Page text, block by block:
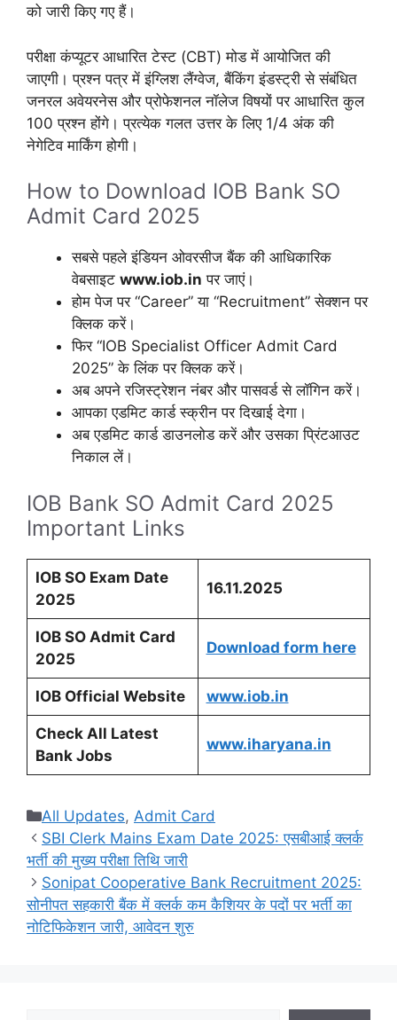
को जारी किए गए हैं।
परीक्षा कंप्यूटर आधारित टेस्ट (CBT) मोड में आयोजित की
जाएगी। प्रश्न पत्र में इंग्लिश लैंग्वेज, बैंकिंग इंडस्ट्री से संबंधित
जनरल अवेयरनेस और प्रोफेशनल नॉलेज विषयों पर आधारित कुल
100 प्रश्न होंगे। प्रत्येक गलत उत्तर के लिए 1/4 अंक की
नेगेटिव मार्किंग होगी।
How to Download IOB Bank SO
Admit Card 2025
सबसे पहले इंडियन ओवरसीज बैंक की आधिकारिक
वेबसाइट www.iob.in पर जाएं।
होम पेज पर “Career” या “Recruitment” सेक्शन पर
क्लिक करें।
फिर “IOB Specialist Officer Admit Card
2025” के लिंक पर क्लिक करें।
अब अपने रजिस्ट्रेशन नंबर और पासवर्ड से लॉगिन करें।
आपका एडमिट कार्ड स्क्रीन पर दिखाई देगा।
अब एडमिट कार्ड डाउनलोड करें और उसका प्रिंटआउट
निकाल लें।
IOB Bank SO Admit Card 2025
Important Links
IOB SO Exam Date
2025
16.11.2025
IOB SO Admit Card
2025
Download form here
IOB Official Website www.iob.in
Check All Latest
Bank Jobs
www.iharyana.in
Categories
All Updates, Admit Card
SBI Clerk Mains Exam Date 2025: एसबीआई क्लर्क
भर्ती की मुख्य परीक्षा तिथि जारी
Sonipat Cooperative Bank Recruitment 2025:
सोनीपत सहकारी बैंक में क्लर्क कम कैशियर के पदों पर भर्ती का
नोटिफिकेशन जारी, आवेदन शुरु